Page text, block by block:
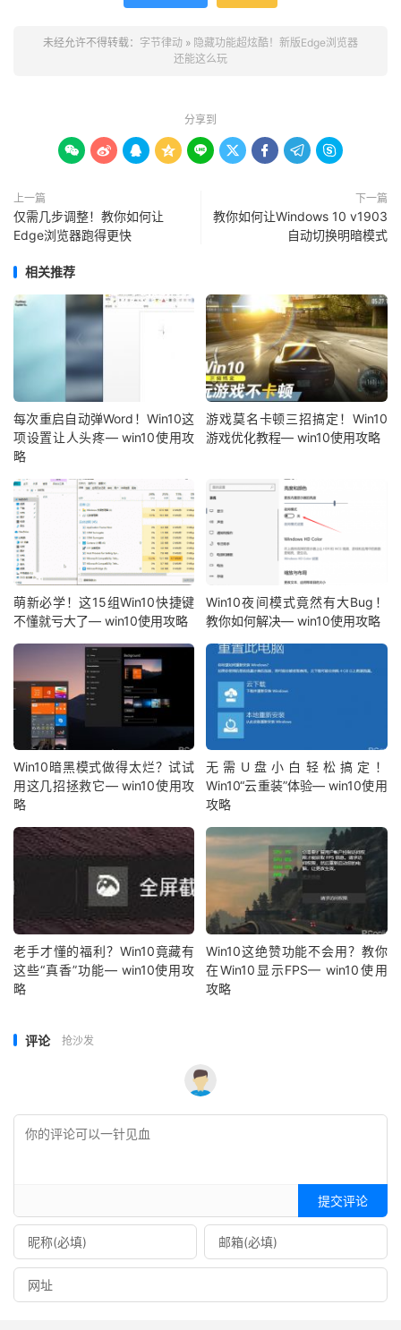
未经允许不得转载： 字节律动 » 隐藏功能超炫酷！新版Edge浏览器
还能这么玩
分享到
        
上一篇
仅需几步调整！教你如何让
Edge浏览器跑得更快
下一篇
教你如何让Windows 10 v1903
自动切换明暗模式
相关推荐
每次重启自动弹Word！Win10这
项设置让人头疼— win10使用攻
略
游戏莫名卡顿三招搞定！Win10
游戏优化教程— win10使用攻略
萌新必学！这15组Win10快捷键
不懂就亏大了— win10使用攻略
Win10夜间模式竟然有大Bug！
教你如何解决— win10使用攻略
Win10暗黑模式做得太烂？试试
用这几招拯救它— win10使用攻
略
无需U盘小白轻松搞定！
Win10“云重装”体验— win10使用
攻略
老手才懂的福利？Win10竟藏有
这些“真香”功能— win10使用攻
略
Win10这绝赞功能不会用？教你
在Win10显示FPS— win10使用
攻略
评论 抢沙发
提交评论